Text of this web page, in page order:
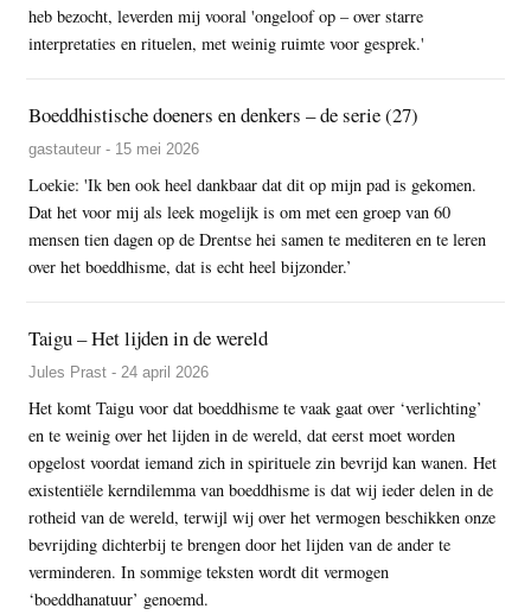
heb bezocht, leverden mij vooral 'ongeloof op – over starre
interpretaties en rituelen, met weinig ruimte voor gesprek.'
Boeddhistische doeners en denkers – de serie (27)
gastauteur - 15 mei 2026
Loekie: 'Ik ben ook heel dankbaar dat dit op mijn pad is gekomen.
Dat het voor mij als leek mogelijk is om met een groep van 60
mensen tien dagen op de Drentse hei samen te mediteren en te leren
over het boeddhisme, dat is echt heel bijzonder.’
Taigu – Het lijden in de wereld
Jules Prast - 24 april 2026
Het komt Taigu voor dat boeddhisme te vaak gaat over ‘verlichting’
en te weinig over het lijden in de wereld, dat eerst moet worden
opgelost voordat iemand zich in spirituele zin bevrijd kan wanen. Het
existentiële kerndilemma van boeddhisme is dat wij ieder delen in de
rotheid van de wereld, terwijl wij over het vermogen beschikken onze
bevrijding dichterbij te brengen door het lijden van de ander te
verminderen. In sommige teksten wordt dit vermogen
‘boeddhanatuur’ genoemd.